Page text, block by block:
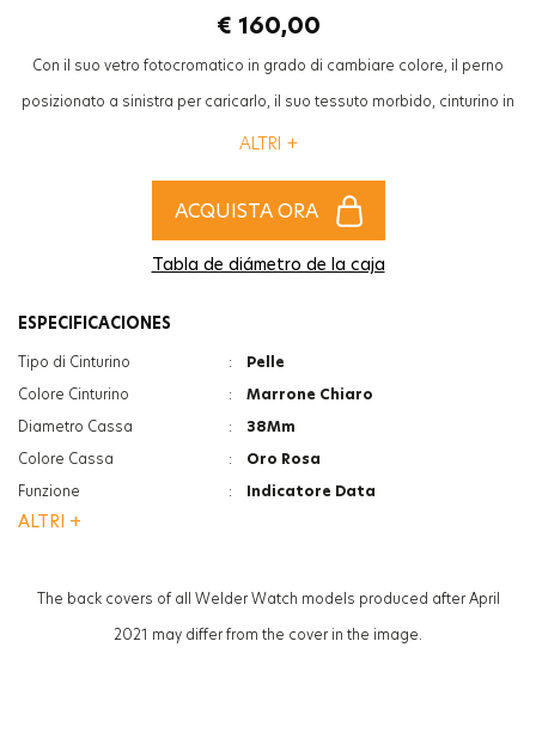
€ 160,00
Con il suo vetro fotocromatico in grado di cambiare colore, il perno
posizionato a sinistra per caricarlo, il suo tessuto morbido, cinturino in
pelle e con diverse opzioni di colore, la collezione “Smoothie” sara’ il
ALTRI +
ACQUISTA ORA
Tabla de diámetro de la caja
ESPECIFICACIONES
Tipo di Cinturino :
Pelle
Colore Cinturino
:
Marrone Chiaro
Diametro Cassa
:
38Mm
Colore Cassa
:
Oro Rosa
Funzione
:
Indicatore Data
Vetro
Spessore
:
12Mm
ALTRI +
The back covers of all Welder Watch models produced after April
2021 may differ from the cover in the image.